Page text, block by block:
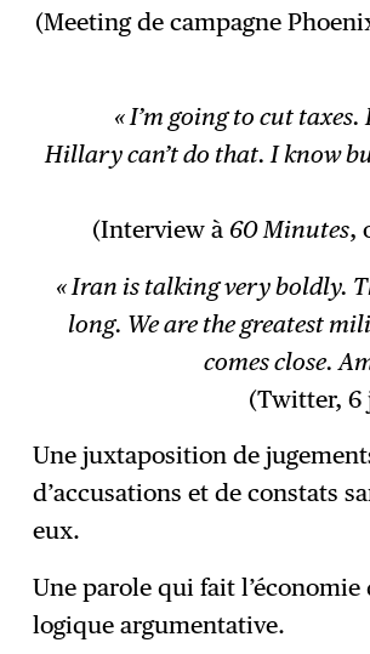
(Meeting de campagne
« I’m going to cut taxes.
Hillary can’t do that. I know
(Interview à 60 Minutes,
« Iran is talking very boldly.
long. We are the greatest
comes close.
(Twitter, 6
Une juxtaposition de
d’accusations et de constats
eux.
Une parole qui fait l’économie
logique argumentative.